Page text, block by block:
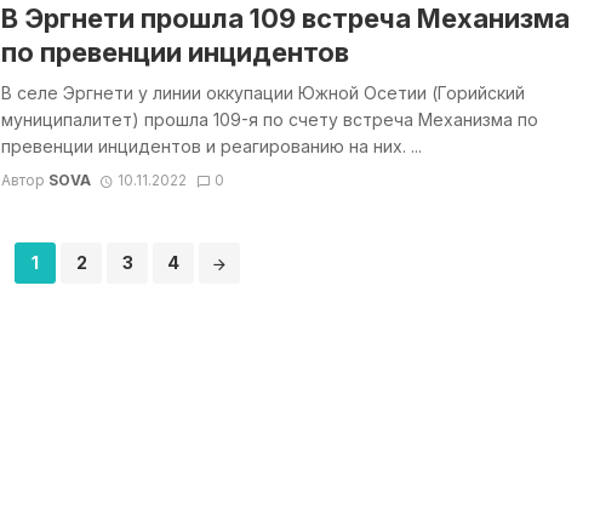
В Эргнети прошла 109 встреча Механизма
по превенции инцидентов
В селе Эргнети у линии оккупации Южной Осетии (Горийский
муниципалитет) прошла 109-я по счету встреча Механизма по
превенции инцидентов и реагированию на них. ...
Автор SOVA 10.11.2022 0
1 2 3 4